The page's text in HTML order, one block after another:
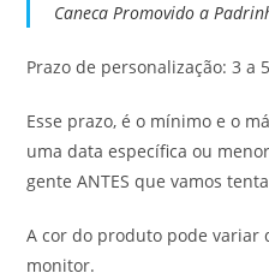
Caneca Promovido a
Prazo de personalização: 3 a
Esse prazo, é o mínimo e o
uma data específica ou
gente ANTES que vamos
A cor do produto pode variar
monitor.